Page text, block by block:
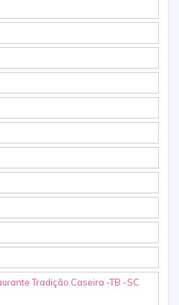
Tradição Caseira -TB -SC